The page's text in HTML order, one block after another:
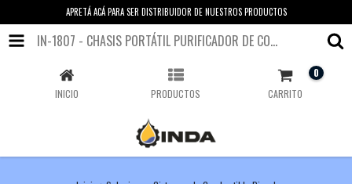
APRETÁ ACÁ PARA SER DISTRIBUIDOR DE NUESTROS PRODUCTOS
IN-1807 - CHASIS PORTÁTIL PURIFICADOR DE COMBUSTIBLE DIESEL
INICIO PRODUCTOS CARRITO
0